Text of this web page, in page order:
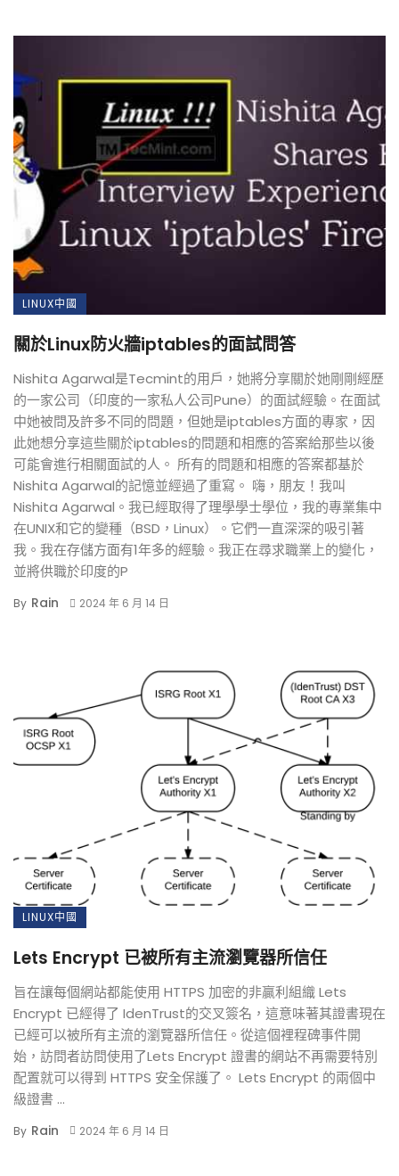
LINUX中國
關於Linux防火牆iptables的面試問答
Nishita Agarwal是Tecmint的用戶，她將分享關於她剛剛經歷
的一家公司（印度的一家私人公司Pune）的面試經驗。在面試
中她被問及許多不同的問題，但她是iptables方面的專家，因
此她想分享這些關於iptables的問題和相應的答案給那些以後
可能會進行相關面試的人。 所有的問題和相應的答案都基於
Nishita Agarwal的記憶並經過了重寫。 嗨，朋友！我叫
Nishita Agarwal。我已經取得了理學學士學位，我的專業集中
在UNIX和它的變種（BSD，Linux）。它們一直深深的吸引著
我。我在存儲方面有1年多的經驗。我正在尋求職業上的變化，
並將供職於印度的P
By Rain 2024 年 6 月 14 日
LINUX中國
Lets Encrypt 已被所有主流瀏覽器所信任
旨在讓每個網站都能使用 HTTPS 加密的非贏利組織 Lets
Encrypt 已經得了 IdenTrust的交叉簽名，這意味著其證書現在
已經可以被所有主流的瀏覽器所信任。從這個裡程碑事件開
始，訪問者訪問使用了Lets Encrypt 證書的網站不再需要特別
配置就可以得到 HTTPS 安全保護了。 Lets Encrypt 的兩個中
級證書 ...
By Rain 2024 年 6 月 14 日